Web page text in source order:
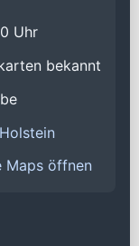
Uhr
bekannt
Maps öffnen